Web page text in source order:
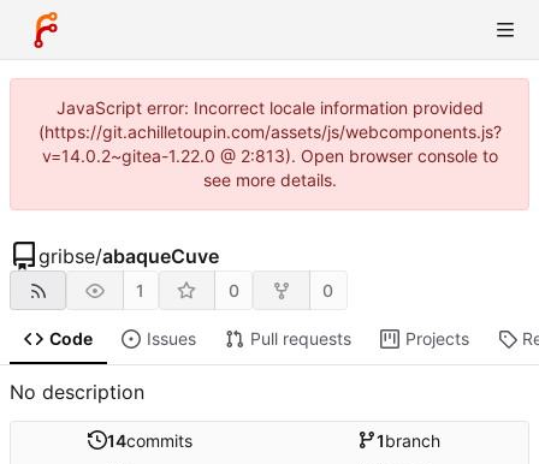
JavaScript error: Incorrect locale information provided
(https://git.achilletoupin.com/assets/js/webcomponents.js?
v=14.0.2~gitea-1.22.0 @ 2:813). Open browser console to
see more details.
gribse/abaqueCuve
1 0 0
Code Issues Pull requests Projects
No description
14commits 1branch